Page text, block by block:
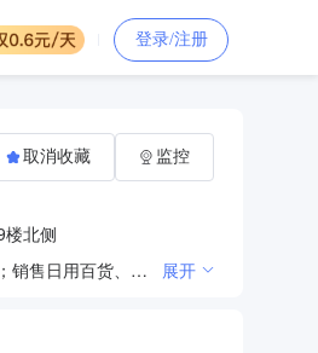
登录/注册
楼北侧
销售定型包装食品、含乳冷食品、茶叶、干鲜果品、糕点；零售卷烟；零售、出租音像制品、录像制品；零售国内版图书、期刊、报纸；销售日用百货、服装鞋帽、体育用品、文化用品、化工产品（不含危险化学品）、家具、五金交电、建筑材料、机械电子设备、金属材料、计算机软硬件及外围设备、工艺品、针纺织品、日用杂品、黄金、珠宝、照相器材、灯具；信息咨询（不含中介服务）；修理家用电器；劳务服务；技术开发、技术转让、技术咨询；广告制作；打字复印；广告设计；出租商业设施；货物进出口。 展开
取消收藏 监控